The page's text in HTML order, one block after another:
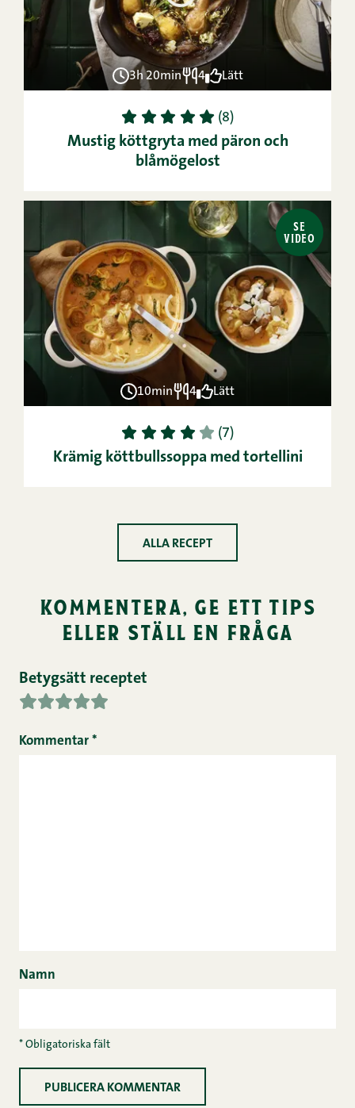
3h 20min 4 Lätt
1 2 3 4 5 (8)
Mustig köttgryta med päron och
blåmögelost
SE
VIDEO
10min 4 Lätt
1 2 3 4 5 (7)
Krämig köttbullssoppa med tortellini
ALLA RECEPT
kommentera, ge ett tips
eller ställ en fråga
Betygsätt receptet
Kommentar *
Namn
* Obligatoriska fält